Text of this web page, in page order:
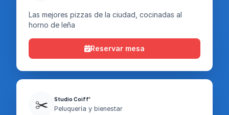
Las mejores pizzas de la ciudad, cocinadas al
horno de leña
Reservar mesa
✂️ Studio Coiff'
Peluquería y bienestar